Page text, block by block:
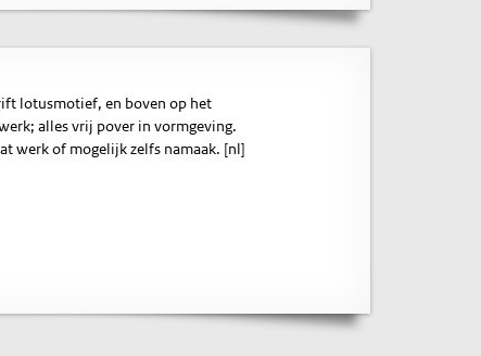
lotusmotief, en boven op het
alles vrij pover in vormgeving.
werk of mogelijk zelfs namaak. [nl]